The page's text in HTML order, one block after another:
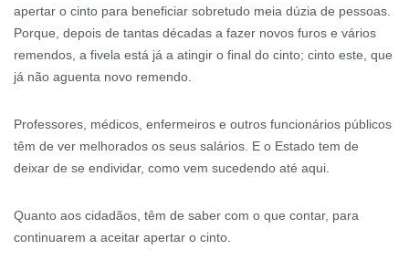
apertar o cinto para beneficiar sobretudo meia dúzia de pessoas.
Porque, depois de tantas décadas a fazer novos furos e vários
remendos, a fivela está já a atingir o final do cinto; cinto este, que
já não aguenta novo remendo.
Professores, médicos, enfermeiros e outros funcionários públicos
têm de ver melhorados os seus salários. E o Estado tem de
deixar de se endividar, como vem sucedendo até aqui.
Quanto aos cidadãos, têm de saber com o que contar, para
continuarem a aceitar apertar o cinto.